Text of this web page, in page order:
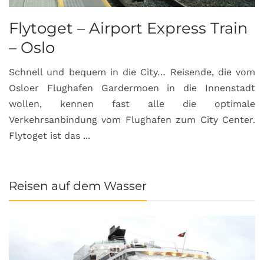
Flytoget – Airport Express Train
– Oslo
Schnell und bequem in die City… Reisende, die vom
Osloer Flughafen Gardermoen in die Innenstadt
wollen, kennen fast alle die optimale
Verkehrsanbindung vom Flughafen zum City Center.
Flytoget ist das ...
Reisen auf dem Wasser